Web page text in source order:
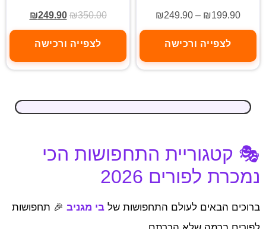
₪199.90
–
₪249.90
לצפייה ורכישה
₪350.00
₪249.90
לצפייה ורכישה
🎭 קטגוריית התחפושות הכי
נמכרת לפורים 2026
ברוכים הבאים לעולם התחפושות של בי מגניב 🎉 תחפושות